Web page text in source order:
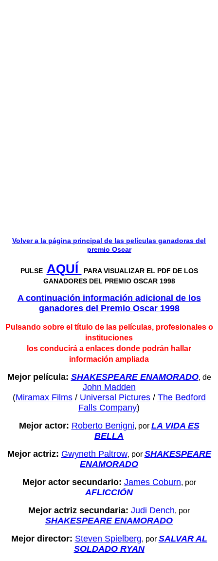
Volver a la página principal de las películas ganadoras del
premio Oscar
PULSE AQUÍ
PARA VISUALIZAR EL PDF DE LOS
GANADORES DEL PREMIO OSCAR 1998
A continuación información adicional de los
ganadores del Premio Oscar 1998
Pulsando sobre el título de las películas, profesionales o
instituciones
los conducirá a enlaces donde podrán hallar
información ampliada
Mejor película: SHAKESPEARE ENAMORADO, de
John Madden
(Miramax Films/ Universal Pictures/ The Bedford
Falls Company)
Mejor actor: Roberto Benigni, por LA VIDA ES
BELLA
Mejor actriz: Gwyneth Paltrow, por SHAKESPEARE
ENAMORADO
Mejor actor secundario: James Coburn, por
AFLICCIÓN
Mejor actriz secundaria: Judi Dench, por
SHAKESPEARE ENAMORADO
Mejor director: Steven Spielberg, por SALVAR AL
SOLDADO RYAN